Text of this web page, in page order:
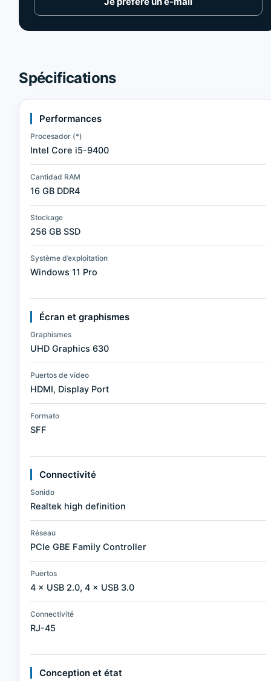
Spécifications
Performances
Procesador (*)
Intel Core i5-9400
Cantidad RAM
16 GB DDR4
Stockage
256 GB SSD
Système d’exploitation
Windows 11 Pro
Écran et graphismes
Graphismes
UHD Graphics 630
Puertos de vídeo
HDMI, Display Port
Formato
SFF
Connectivité
Sonido
Realtek high definition
Réseau
PCle GBE Family Controller
Puertos
4 × USB 2.0, 4 × USB 3.0
Connectivité
RJ-45
Conception et état